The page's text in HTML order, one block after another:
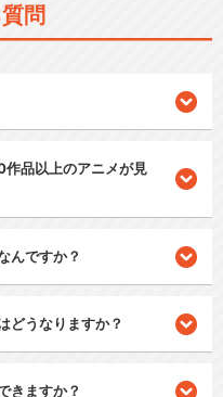
問
品以上のアニメが見
んですか？
どうなりますか？
きますか？